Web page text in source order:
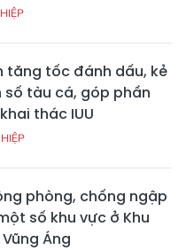
tăng tốc đánh dấu, kẻ
số tàu cá, góp phần
thác IUU
phòng, chống ngập
số khu vực ở Khu
Áng